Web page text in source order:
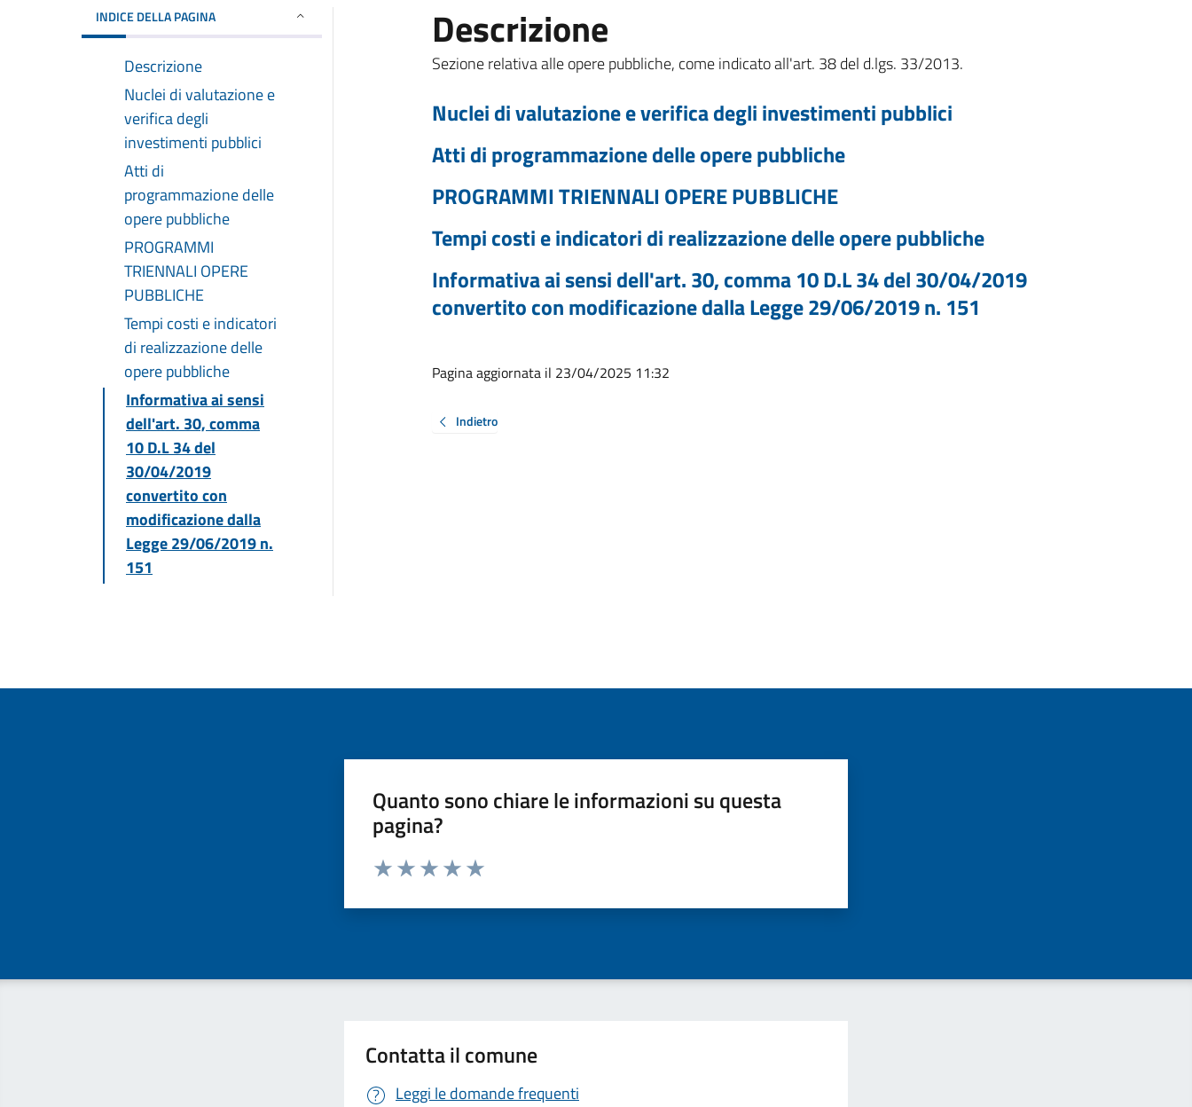
INDICE DELLA PAGINA
Descrizione
Nuclei di valutazione e
verifica degli
investimenti pubblici
Atti di
programmazione delle
opere pubbliche
PROGRAMMI
TRIENNALI OPERE
PUBBLICHE
Tempi costi e indicatori
di realizzazione delle
opere pubbliche
Informativa ai sensi
dell'art. 30, comma
10 D.L 34 del
30/04/2019
convertito con
modificazione dalla
Legge 29/06/2019 n.
151
Descrizione
Sezione relativa alle opere pubbliche, come indicato all'art. 38 del d.lgs. 33/2013.
Nuclei di valutazione e verifica degli investimenti pubblici
Atti di programmazione delle opere pubbliche
PROGRAMMI TRIENNALI OPERE PUBBLICHE
Tempi costi e indicatori di realizzazione delle opere pubbliche
Informativa ai sensi dell'art. 30, comma 10 D.L 34 del 30/04/2019
convertito con modificazione dalla Legge 29/06/2019 n. 151
Pagina aggiornata il 23/04/2025 11:32
Indietro
Quanto sono chiare le informazioni su questa
pagina?
Valuta da 1 a 5 stelle la pagina
Contatta il comune
Leggi le domande frequenti